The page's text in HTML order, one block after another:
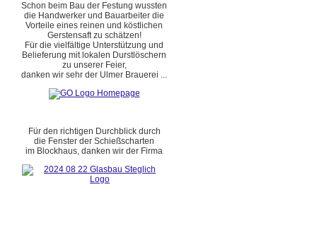
Schon beim Bau der Festung wussten
die Handwerker und Bauarbeiter die
Vorteile eines reinen und köstlichen
Gerstensaft zu schätzen!
Für die vielfältige Unterstützung und
Belieferung mit lokalen Durstlöschern
zu unserer Feier,
danken wir sehr der Ulmer Brauerei ...
Für den richtigen Durchblick durch
die Fenster der Schießscharten
im Blockhaus, danken wir der Firma